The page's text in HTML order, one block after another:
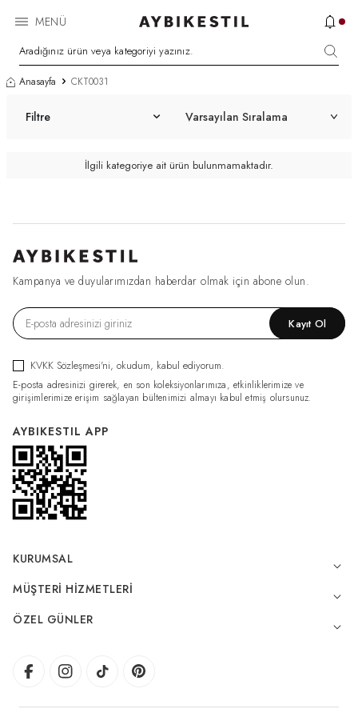
MENÜ
Anasayfa CKT0031
Filtre
İlgili kategoriye ait ürün bulunmamaktadır.
Kampanya ve duyularımızdan haberdar olmak için abone olun.
Kayıt Ol
KVKK Sözleşmesi'ni, okudum, kabul ediyorum.
E-posta adresinizi girerek, en son koleksiyonlarımıza, etkinliklerimize ve
girişimlerimize erişim sağlayan bültenimizi almayı kabul etmiş olursunuz.
AYBIKESTIL APP
KURUMSAL
MÜŞTERI HIZMETLERI
ÖZEL GÜNLER